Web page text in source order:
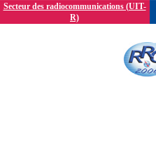
Secteur des radiocommunications (UIT-
R)